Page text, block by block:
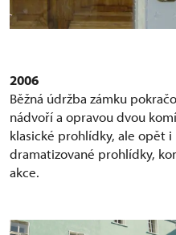
2006
Běžná údržba zámku
nádvoří a opravou dvou
klasické prohlídky, ale opět
dramatizované prohlídky,
akce.